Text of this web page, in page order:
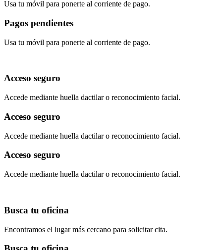
Usa tu móvil para ponerte al corriente de pago.
Pagos pendientes
Usa tu móvil para ponerte al corriente de pago.
Acceso seguro
Accede mediante huella dactilar o reconocimiento facial.
Acceso seguro
Accede mediante huella dactilar o reconocimiento facial.
Acceso seguro
Accede mediante huella dactilar o reconocimiento facial.
Busca tu oficina
Encontramos el lugar más cercano para solicitar cita.